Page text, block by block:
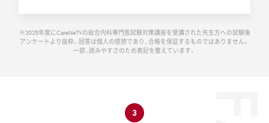
※2025年度にCareNeTVの総合内科専門医試験対策講座を受講された先生方への試験後
アンケートより抜粋。回答は個人の感想であり、合格を保証するものではありません。
一部、読みやすさのため表記を整えています。
3